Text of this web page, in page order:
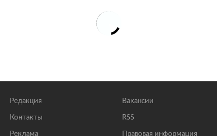
Редакция
Контакты
Реклама
Вакансии
RSS
Правовая информация